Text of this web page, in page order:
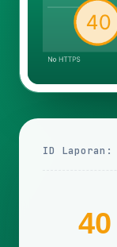
ID Laporan:
40